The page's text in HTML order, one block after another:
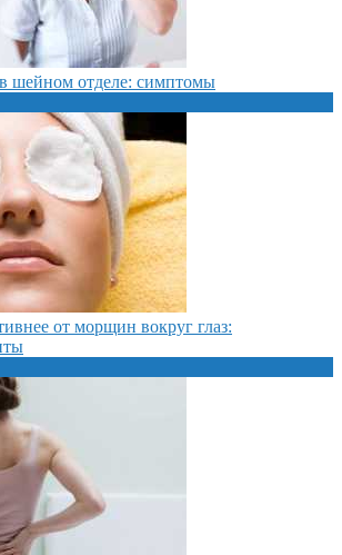
шейном отделе: симптомы
от морщин вокруг глаз: